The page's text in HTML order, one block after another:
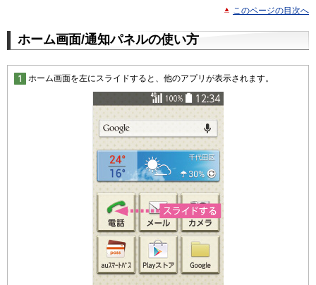
このページの目次へ
ホーム画面/通知パネルの使い方
ホーム画面を左にスライドすると、他のアプリが表示されます。